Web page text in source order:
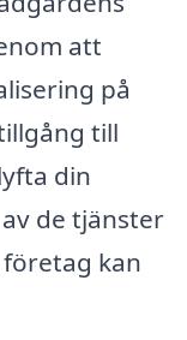
att
på
till
din
de tjänster
kan